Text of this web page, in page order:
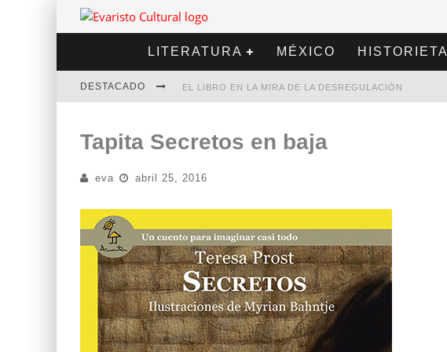
LITERATURA MÉXICO HISTORIETA
DESTACADO EL LIBRO EN LA MIRA DE LA DESREGULACIÓN
DIEGO MERET | HOTEL ACAPULCO
ALEJANDRA CORREA | LA NIEVE
Tapita Secretos en baja
eva abril 25, 2016